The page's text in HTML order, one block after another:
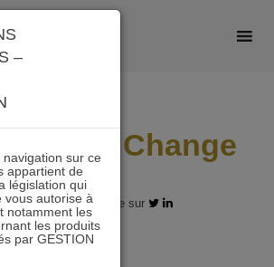
to Change
- Partagez l'article sur
–
sur ce
appartient de
législation qui
vous autorise à
notamment les
les produits
par GESTION